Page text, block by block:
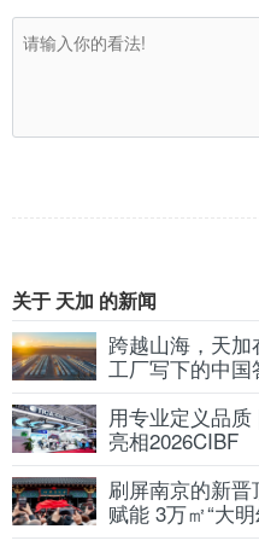
关于 天加 的新闻
跨越山海，天
工厂写下的中国
用专业定义品
亮相2026CIBF
刷屏南京的新
赋能 3万㎡“大